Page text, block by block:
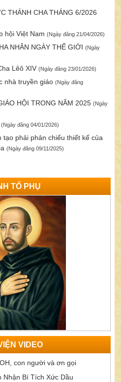
THÁNH CHA THÁNG 6/2026
hội Việt Nam(Ngày đăng 21/04/2026)
NHÂN NGÀY THẾ GIỚI(Ngày
Lêô XIV(Ngày đăng 23/01/2026)
nhà truyền giáo(Ngày đăng
HỘI TRONG NĂM 2025(Ngày
(Ngày đăng 04/01/2026)
phải phản chiếu thiết kế của
(Ngày đăng 09/11/2025)
TỔ PHỤ
VIDEO
con người và ơn gọi
Nhận Bí Tích Xức Dầu